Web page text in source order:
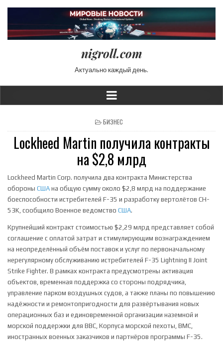
nigroll.com
Актуально каждый день.
POSTED IN
БИЗНЕС
Lockheed Martin получила контракты
на $2,8 млрд
Lockheed Martin Corp. получила два контракта Министерства
обороны США на общую сумму около $2,8 млрд на поддержание
боеспособности истребителей F-35 и разработку вертолётов CH-
53K, сообщило Военное ведомство США.
Крупнейший контракт стоимостью $2,29 млрд представляет собой
соглашение с оплатой затрат и стимулирующим вознаграждением
на неопределённый объём поставок и услуг по первоначальному
нерегулярному обслуживанию истребителей F-35 Lightning II Joint
Strike Fighter. В рамках контракта предусмотрены активация
объектов, временная поддержка со стороны подрядчика,
управление парком воздушных судов, а также планы по повышению
надёжности и ремонтопригодности для развёртывания новых
операционных баз и единовременной организации наземной и
морской поддержки для ВВС, Корпуса морской пехоты, ВМС,
иностранных военных заказчиков и партнёров программы F-35.